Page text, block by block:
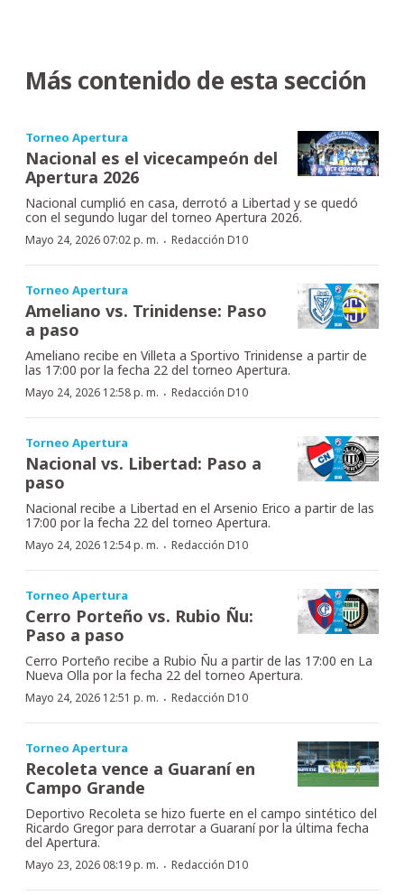
Más contenido de esta sección
Torneo Apertura
Nacional es el vicecampeón del
Apertura 2026
Nacional cumplió en casa, derrotó a Libertad y se quedó
con el segundo lugar del torneo Apertura 2026.
Mayo 24, 2026 07:02 p. m. · Redacción D10
Torneo Apertura
Ameliano vs. Trinidense: Paso
a paso
Ameliano recibe en Villeta a Sportivo Trinidense a partir de
las 17:00 por la fecha 22 del torneo Apertura.
Mayo 24, 2026 12:58 p. m. · Redacción D10
Torneo Apertura
Nacional vs. Libertad: Paso a
paso
Nacional recibe a Libertad en el Arsenio Erico a partir de las
17:00 por la fecha 22 del torneo Apertura.
Mayo 24, 2026 12:54 p. m. · Redacción D10
Torneo Apertura
Cerro Porteño vs. Rubio Ñu:
Paso a paso
Cerro Porteño recibe a Rubio Ñu a partir de las 17:00 en La
Nueva Olla por la fecha 22 del torneo Apertura.
Mayo 24, 2026 12:51 p. m. · Redacción D10
Torneo Apertura
Recoleta vence a Guaraní en
Campo Grande
Deportivo Recoleta se hizo fuerte en el campo sintético del
Ricardo Gregor para derrotar a Guaraní por la última fecha
del Apertura.
Mayo 23, 2026 08:19 p. m. · Redacción D10